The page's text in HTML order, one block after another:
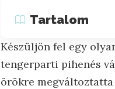
Tartalom
Készüljön fel egy
tengerparti pihenés
örökre